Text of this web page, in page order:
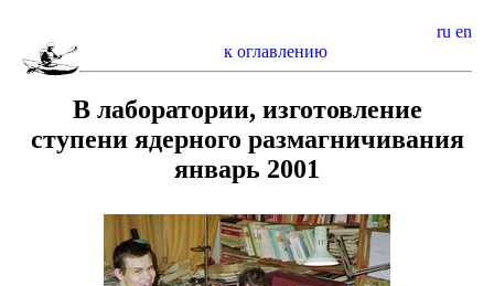
ru en
к оглавлению
В лаборатории, изготовление
ступени ядерного размагничивания
январь 2001